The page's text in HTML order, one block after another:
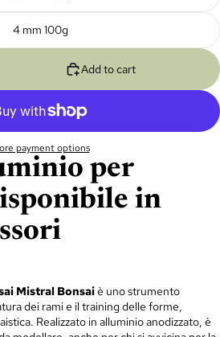
4 mm 100g
Add to cart
payment options
per
in
Mistral Bonsaiè uno strumento
dei rami e il training delle forme,
Realizzato in alluminio anodizzato, è